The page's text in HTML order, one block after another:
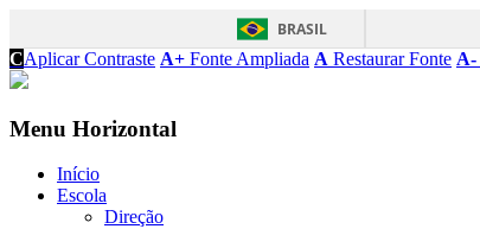
BRASIL
CAplicar Contraste A+ Fonte Ampliada A Restaurar Fonte A-
Menu Horizontal
Início
Escola
Direção